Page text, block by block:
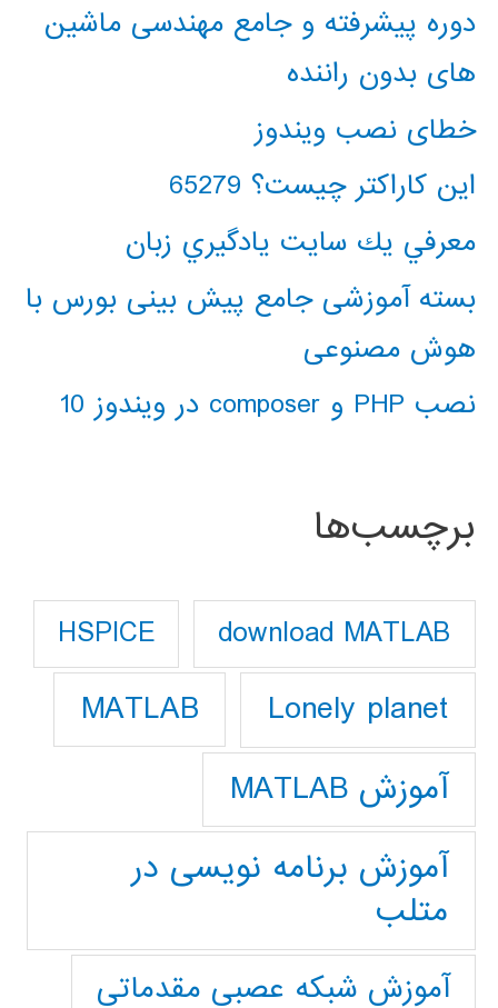
دوره پیشرفته و جامع مهندسی ماشین
های بدون راننده
خطای نصب ویندوز
این کاراکتر چیست؟ 65279
معرفي يك سايت يادگيري زبان
بسته آموزشی جامع پیش بینی بورس با
هوش مصنوعی
نصب PHP و composer در ویندوز 10
برچسب‌ها
download MATLAB
HSPICE
Lonely planet
MATLAB
آموزش MATLAB
آموزش برنامه نویسی در
متلب
آموزش شبکه عصبی مقدماتی